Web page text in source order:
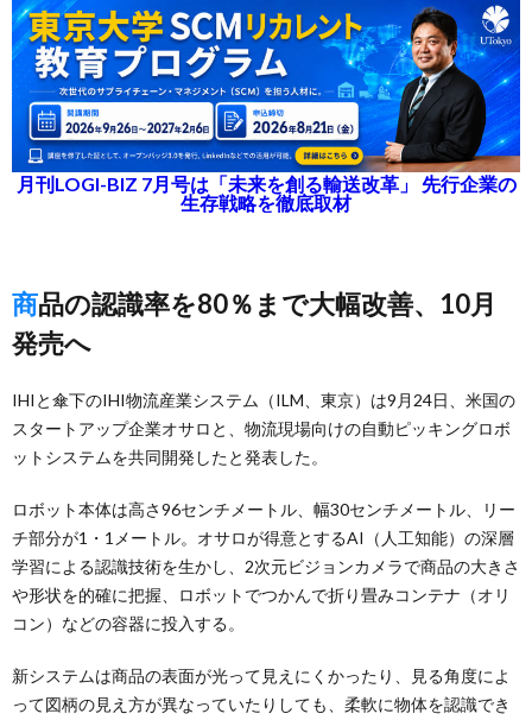
月刊LOGI-BIZ 7月号は「未来を創る輸送改革」 先行企業の
生存戦略を徹底取材
商品の認識率を80％まで大幅改善、10月
発売へ
IHIと傘下のIHI物流産業システム（ILM、東京）は9月24日、米国の
スタートアップ企業オサロと、物流現場向けの自動ピッキングロボ
ットシステムを共同開発したと発表した。
ロボット本体は高さ96センチメートル、幅30センチメートル、リー
チ部分が1・1メートル。オサロが得意とするAI（人工知能）の深層
学習による認識技術を生かし、2次元ビジョンカメラで商品の大きさ
や形状を的確に把握、ロボットでつかんで折り畳みコンテナ（オリ
コン）などの容器に投入する。
新システムは商品の表面が光って見えにくかったり、見る角度によ
って図柄の見え方が異なっていたりしても、柔軟に物体を認識でき